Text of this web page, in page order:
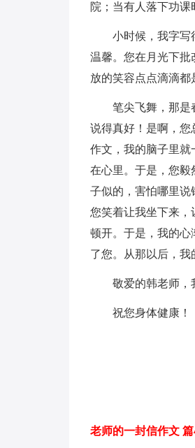
院；当有人落下功课
小时候，我字写得
温馨。您在月光下批
放的笑容点点滴滴都
笔尖飞舞，那是春
说得真好！是啊，您
作文，我的脑子里就
在心里。于是，您毅
子似的，害怕哪里说
您笑着让我坐下来，
顿开。于是，我的心
了您。从那以后，我
敬爱的韩老师，我
祝您身体健康！
老师的一封信作文 篇